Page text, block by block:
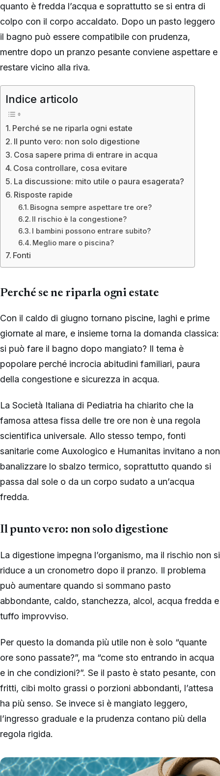
quanto è fredda l’acqua e soprattutto se si entra di
colpo con il corpo accaldato. Dopo un pasto leggero
il bagno può essere compatibile con prudenza,
mentre dopo un pranzo pesante conviene aspettare e
restare vicino alla riva.
Indice articolo
Perché se ne riparla ogni estate
Il punto vero: non solo digestione
Cosa sapere prima di entrare in acqua
Cosa controllare, cosa evitare
La discussione: mito utile o paura esagerata?
Risposte rapide
Bisogna sempre aspettare tre ore?
Il rischio è la congestione?
I bambini possono entrare subito?
Meglio mare o piscina?
Fonti
Perché se ne riparla ogni estate
Con il caldo di giugno tornano piscine, laghi e prime
giornate al mare, e insieme torna la domanda classica:
si può fare il bagno dopo mangiato? Il tema è
popolare perché incrocia abitudini familiari, paura
della congestione e sicurezza in acqua.
La Società Italiana di Pediatria ha chiarito che la
famosa attesa fissa delle tre ore non è una regola
scientifica universale. Allo stesso tempo, fonti
sanitarie come Auxologico e Humanitas invitano a non
banalizzare lo sbalzo termico, soprattutto quando si
passa dal sole o da un corpo sudato a un’acqua
fredda.
Il punto vero: non solo digestione
La digestione impegna l’organismo, ma il rischio non si
riduce a un cronometro dopo il pranzo. Il problema
può aumentare quando si sommano pasto
abbondante, caldo, stanchezza, alcol, acqua fredda e
tuffo improvviso.
Per questo la domanda più utile non è solo “quante
ore sono passate?”, ma “come sto entrando in acqua
e in che condizioni?”. Se il pasto è stato pesante, con
fritti, cibi molto grassi o porzioni abbondanti, l’attesa
ha più senso. Se invece si è mangiato leggero,
l’ingresso graduale e la prudenza contano più della
regola rigida.